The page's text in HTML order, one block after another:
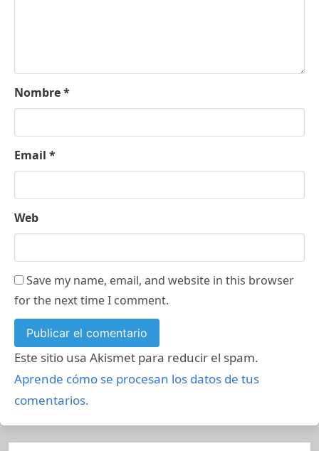
Nombre*
Email *
Web
Save my name, email, and website in this browser
for the next time I comment.
Este sitio usa Akismet para reducir el spam.
Aprende cómo se procesan los datos de tus
comentarios.